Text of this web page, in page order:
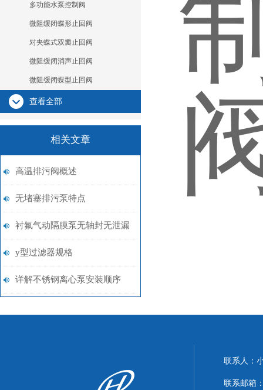
多功能水泵控制阀
微阻缓闭蝶形止回阀
对夹蝶式双瓣止回阀
微阻缓闭消声止回阀
微阻缓闭蝶型止回阀
查看全部
相关文章
高温排污阀概述
无堵塞排污泵特点
衬氟气动隔膜泵无轴封无泄漏
y型过滤器规格
详解不锈钢离心泵安装顺序
联系人：
联系邮箱